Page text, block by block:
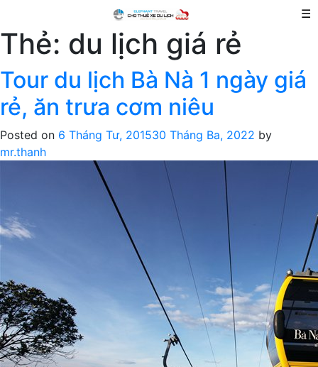
☰
Thẻ: du lịch giá rẻ
Tour du lịch Bà Nà 1 ngày giá
rẻ, ăn trưa cơm niêu
Posted on 6 Tháng Tư, 201530 Tháng Ba, 2022 by
mr.thanh